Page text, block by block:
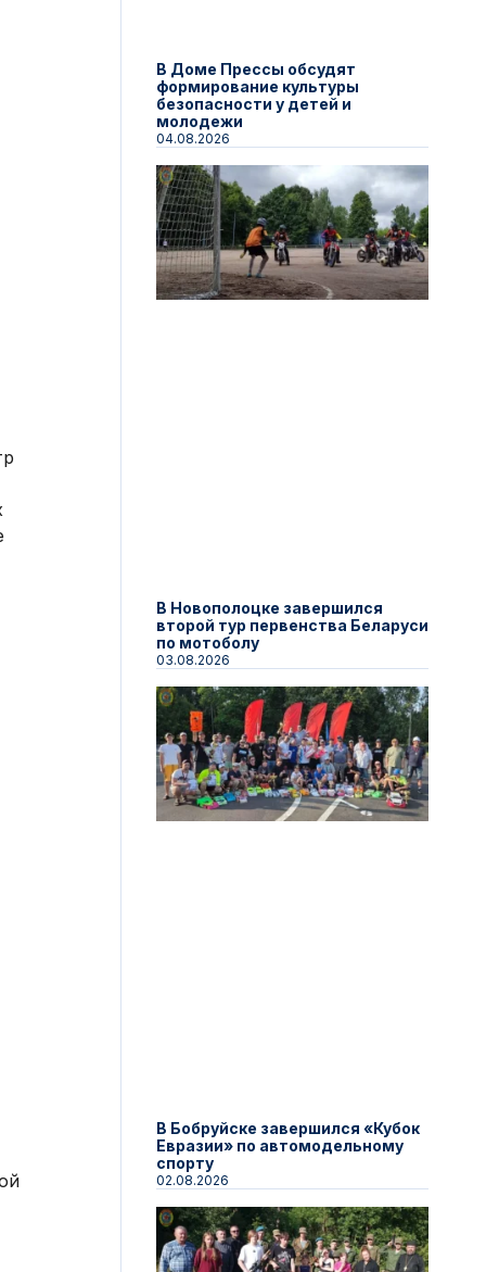
В Доме Прессы обсудят
формирование культуры
безопасности у детей и
молодежи
04.08.2026
В Новополоцке завершился
второй тур первенства Беларуси
по мотоболу
03.08.2026
В Бобруйске завершился «Кубок
Евразии» по автомодельному
спорту
02.08.2026